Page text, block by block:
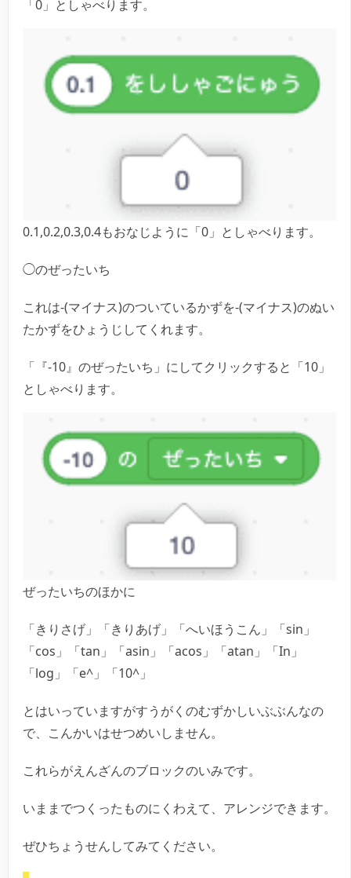
「0」としゃべります。
0.1,0.2,0.3,0.4もおなじように「0」としゃべります。
◯のぜったいち
これは-(マイナス)のついているかずを-(マイナス)のぬい
たかずをひょうじしてくれます。
「『-10』のぜったいち」にしてクリックすると「10」
としゃべります。
ぜったいちのほかに
「きりさげ」「きりあげ」「へいほうこん」「sin」
「cos」「tan」「asin」「acos」「atan」「In」
「log」「e^」「10^」
とはいっていますがすうがくのむずかしいぶぶんなの
で、こんかいはせつめいしません。
これらがえんざんのブロックのいみです。
いままでつくったものにくわえて、アレンジできます。
ぜひちょうせんしてみてください。